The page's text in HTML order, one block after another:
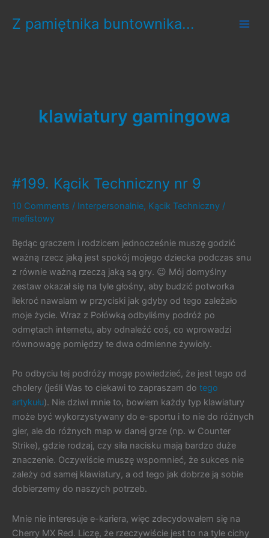
content
Z pamiętnika buntownika...
klawiatury gamingowa
#199. Kącik Techniczny nr 9
10 Comments / Interpersonalnie, Kącik Techniczny /
mefistowy
Będąc graczem i rodzicem jednocześnie muszę godzić
ważną rzecz jaką jest spokój mojego dziecka podczas snu
z równie ważną rzeczą jaką są gry. 😉 Mój domyślny
zestaw okazał się na tyle głośny, aby budzić potworka
ilekroć nawalam w przyciski jak gdyby od tego zależało
moje życie. Wraz z Połówką odbyliśmy podróż po
odmętach internetu, aby odnaleźć coś, co wprowadzi
równowagę pomiędzy te dwa odmienne żywioły.
Po odbyciu tej podróży mogę powiedzieć, że jest tego od
cholery (jeśli Was to ciekawi to zapraszam do tego
artykułu). Nie dziwi mnie to, bowiem każdy typ klawiatury
może być wykorzystywany do e-sportu i to nie do różnych
gier, ale do różnych map w danej grze (np. w Counter
Strike), gdzie rodzaj, czy siła nacisku mają bardzo duże
znaczenie. Oczywiście muszę wspomnieć, że sukces nie
zależy od samej klawiatury, a od tego jak dobrze ją sobie
dobierzemy do naszych potrzeb.
Mnie nie interesuje e-kariera, więc zdecydowałem się na
Cherry MX Red. Liczę, że rzeczywiście jest to na tyle cichy